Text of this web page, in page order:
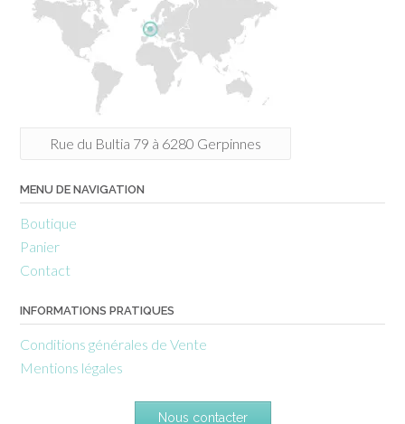
Rue du Bultia 79 à 6280 Gerpinnes
MENU DE NAVIGATION
Boutique
Panier
Contact
INFORMATIONS PRATIQUES
Conditions générales de Vente
Mentions légales
Nous contacter